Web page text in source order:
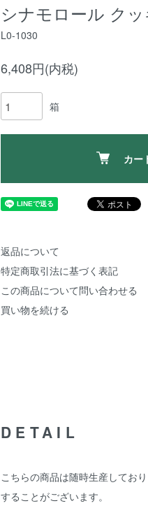
シナモロール クッ
L0-1030
6,408円(内税)
箱
カー
返品について
特定商取引法に基づく表記
この商品について問い合わせる
買い物を続ける
DETAIL
こちらの商品は随時生産してお
することがございます。